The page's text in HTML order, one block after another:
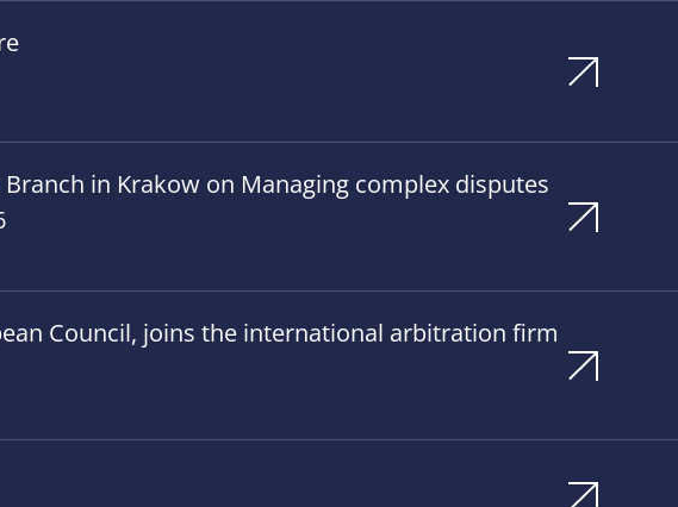
in Krakow on Managing complex disputes
Council, joins the international arbitration firm